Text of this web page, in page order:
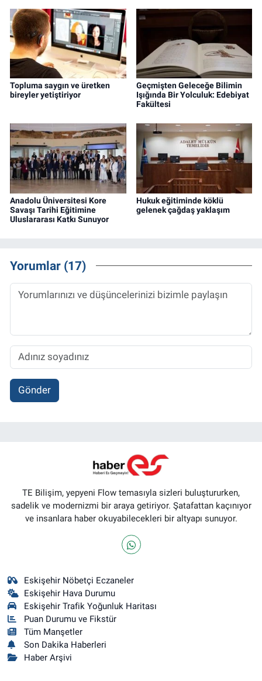
Topluma saygın ve üretken
bireyler yetiştiriyor
Geçmişten Geleceğe Bilimin
Işığında Bir Yolculuk: Edebiyat
Fakültesi
Anadolu Üniversitesi Kore
Savaşı Tarihi Eğitimine
Uluslararası Katkı Sunuyor
Hukuk eğitiminde köklü
gelenek çağdaş yaklaşım
Yorumlar (17)
Gönder
TE Bilişim, yepyeni Flow temasıyla sizleri buluştururken,
sadelik ve modernizmi bir araya getiriyor. Şatafattan kaçınıyor
ve insanlara haber okuyabilecekleri bir altyapı sunuyor.
Eskişehir Nöbetçi Eczaneler
Eskişehir Hava Durumu
Eskişehir Trafik Yoğunluk Haritası
Puan Durumu ve Fikstür
Tüm Manşetler
Son Dakika Haberleri
Haber Arşivi